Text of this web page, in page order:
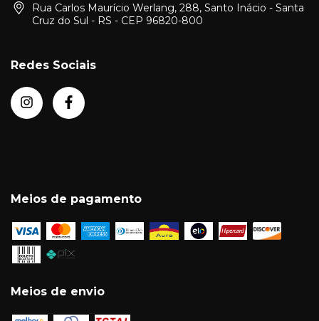
Rua Carlos Maurício Werlang, 288, Santo Inácio - Santa
Cruz do Sul - RS - CEP 96820-800
Redes Sociais
Meios de pagamento
Meios de envio